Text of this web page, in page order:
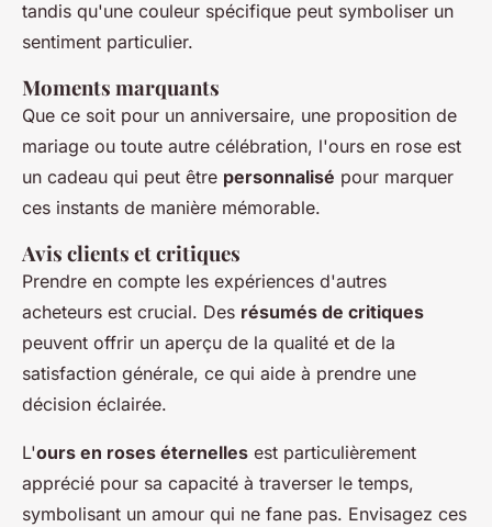
tandis qu'une couleur spécifique peut symboliser un
sentiment particulier.
Moments marquants
Que ce soit pour un anniversaire, une proposition de
mariage ou toute autre célébration, l'ours en rose est
un cadeau qui peut être personnalisé pour marquer
ces instants de manière mémorable.
Avis clients et critiques
Prendre en compte les expériences d'autres
acheteurs est crucial. Des résumés de critiques
peuvent offrir un aperçu de la qualité et de la
satisfaction générale, ce qui aide à prendre une
décision éclairée.
L'ours en roses éternelles est particulièrement
apprécié pour sa capacité à traverser le temps,
symbolisant un amour qui ne fane pas. Envisagez ces